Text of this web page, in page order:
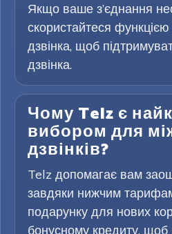
Якщо ваше з’єднання
скористайтеся
дзвінка, щоб
дзвінка.
Чому Telz є
вибором для
дзвінків?
Telz допомагає вам
завдяки нижчим
подарунку для нових
бонусному кредиту, щоб